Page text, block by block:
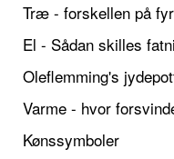
Træ - forskellen på
El - Sådan skilles
Oleflemming's
Varme - hvor
Kønssymboler